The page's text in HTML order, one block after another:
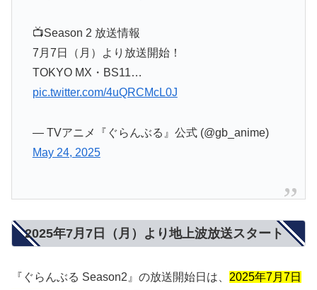
📺Season 2 放送情報
7月7日（月）より放送開始！
TOKYO MX・BS11…
pic.twitter.com/4uQRCMcL0J
— TVアニメ『ぐらんぶる』公式 (@gb_anime)
May 24, 2025
2025年7月7日（月）より地上波放送スタート
『ぐらんぶる Season2』の放送開始日は、 2025年7月7日